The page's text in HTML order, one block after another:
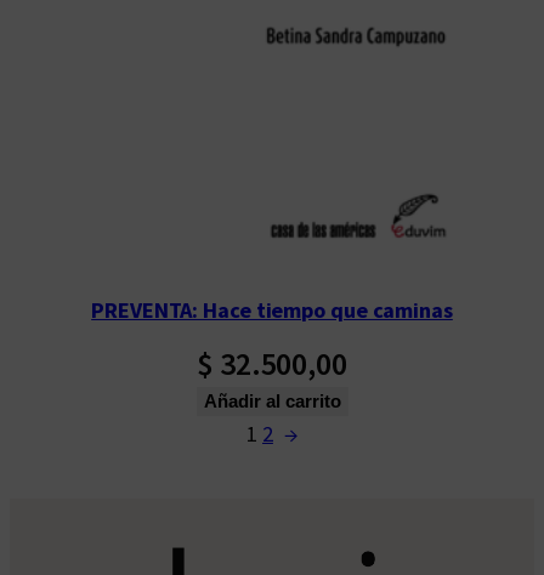
PREVENTA: Hace tiempo que caminas
$ 32.500,00
Añadir al carrito
1 2 →